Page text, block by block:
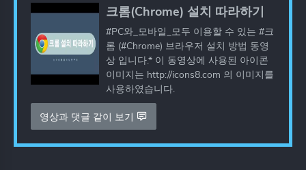
크롬(Chrome) 설치 따라하기
#PC와_모바일_모두 이용할 수 있는 #크
롬 (#Chrome) 브라우저 설치 방법 동영
상 입니다.* 이 동영상에 사용된 아이콘
이미지는 http://icons8.com 의 이미지를
사용하였습니다.
영상과 댓글 같이 보기